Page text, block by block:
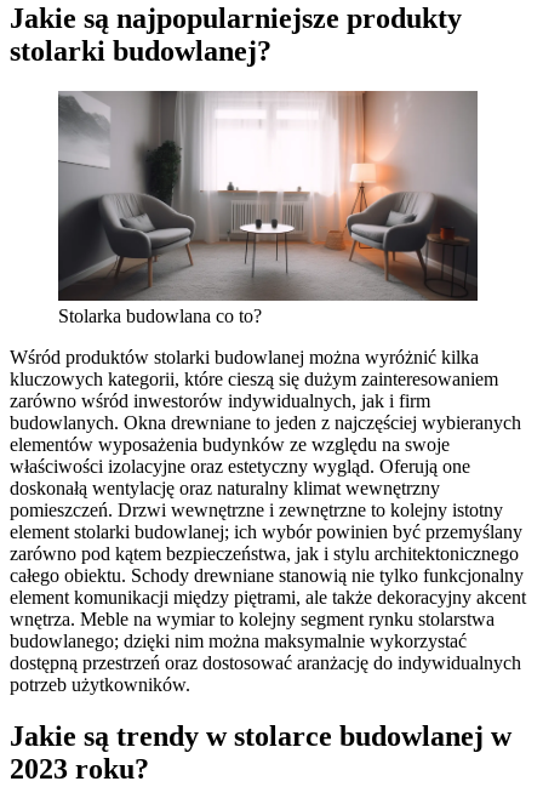
Jakie są najpopularniejsze produkty
stolarki budowlanej?
Stolarka budowlana co to?
Wśród produktów stolarki budowlanej można wyróżnić kilka
kluczowych kategorii, które cieszą się dużym zainteresowaniem
zarówno wśród inwestorów indywidualnych, jak i firm
budowlanych. Okna drewniane to jeden z najczęściej wybieranych
elementów wyposażenia budynków ze względu na swoje
właściwości izolacyjne oraz estetyczny wygląd. Oferują one
doskonałą wentylację oraz naturalny klimat wewnętrzny
pomieszczeń. Drzwi wewnętrzne i zewnętrzne to kolejny istotny
element stolarki budowlanej; ich wybór powinien być przemyślany
zarówno pod kątem bezpieczeństwa, jak i stylu architektonicznego
całego obiektu. Schody drewniane stanowią nie tylko funkcjonalny
element komunikacji między piętrami, ale także dekoracyjny akcent
wnętrza. Meble na wymiar to kolejny segment rynku stolarstwa
budowlanego; dzięki nim można maksymalnie wykorzystać
dostępną przestrzeń oraz dostosować aranżację do indywidualnych
potrzeb użytkowników.
Jakie są trendy w stolarce budowlanej w
2023 roku?